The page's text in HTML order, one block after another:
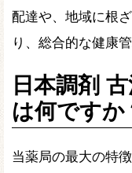
配達や、地域に根
り、総合的な健康
日本調剤
は何ですか
当薬局の最大の特